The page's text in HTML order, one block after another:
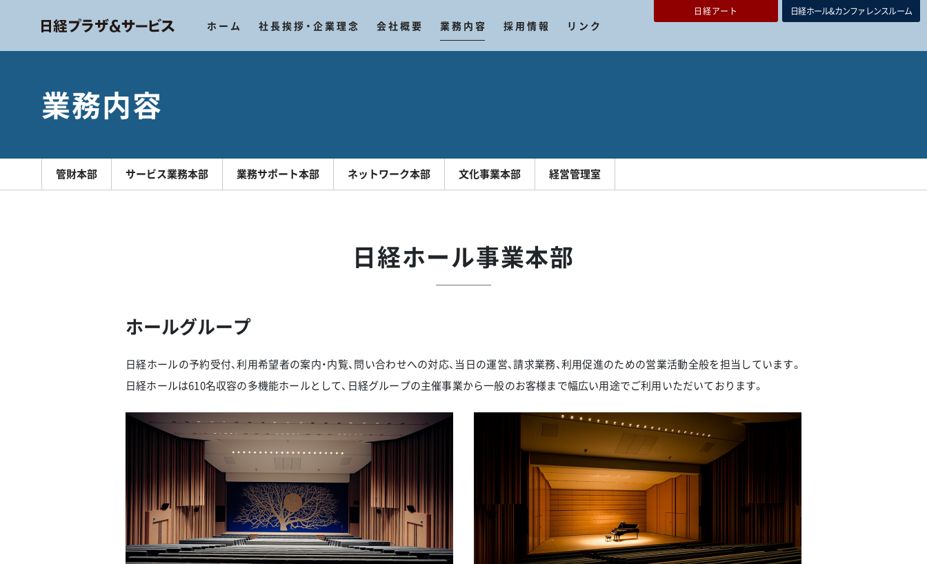
ホーム 社長挨拶・企業理念 会社概要 業務内容 (現位置)
採用情報 リンク
日経アート 日経ホール&カンファレンスルーム
業務内容
管財本部 サービス業務本部 業務サポート本部 ネットワーク本部 文化事業本部 経営管理室
日経ホール事業本部
ホールグループ
日経ホールの予約受付、利用希望者の案内・内覧、問い合わせへの対応、当日の運営、請求業務、利用促進のための営業活動全般を担当しています。
日経ホールは610名収容の多機能ホールとして、日経グループの主催事業から一般のお客様まで幅広い用途でご利用いただいております。